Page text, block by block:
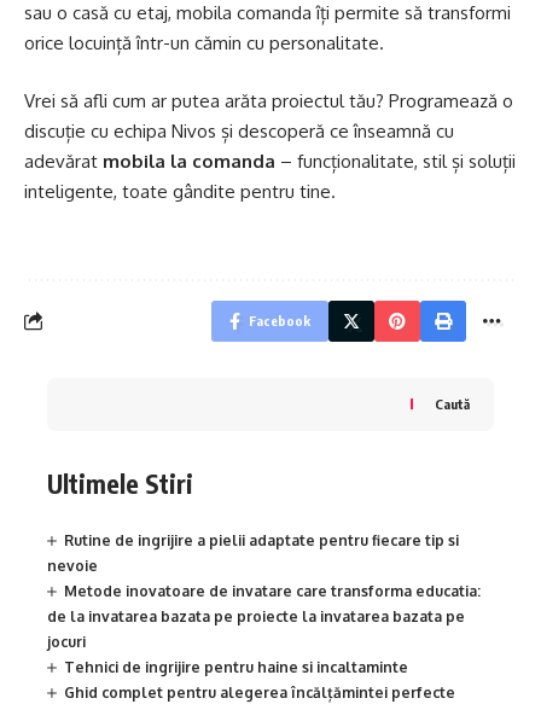
sau o casă cu etaj, mobila comanda îți permite să transformi
orice locuință într-un cămin cu personalitate.
Vrei să afli cum ar putea arăta proiectul tău? Programează o
discuție cu echipa Nivos și descoperă ce înseamnă cu
adevărat mobila la comanda – funcționalitate, stil și soluții
inteligente, toate gândite pentru tine.
Facebook
Caută
Ultimele Stiri
Rutine de ingrijire a pielii adaptate pentru fiecare tip si
nevoie
Metode inovatoare de invatare care transforma educatia:
de la invatarea bazata pe proiecte la invatarea bazata pe
jocuri
Tehnici de ingrijire pentru haine si incaltaminte
Ghid complet pentru alegerea încălțămintei perfecte